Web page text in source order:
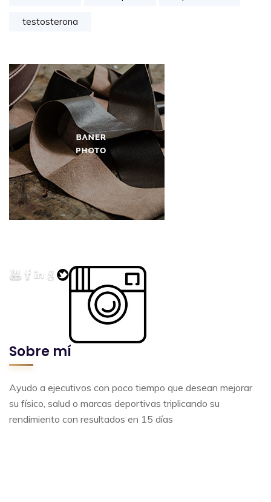
testosterona
Sobre mí
Ayudo a ejecutivos con poco tiempo que desean mejorar
su físico, salud o marcas deportivas triplicando su
rendimiento con resultados en 15 días